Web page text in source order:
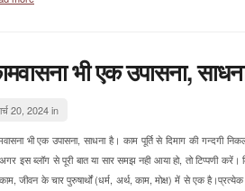
भी एक उपासना,
20, 2024 in
भी एक उपासना, साधना है। काम पूर्ति से दिमाग की गन्दगी
इस ब्लॉग से पूरी बात या सार समझ नही आया हो, तो टिप्पणी
जीवन के चार पुरुषार्थों (धर्म, अर्थ, काम, मोक्ष) में से एक है।प्रत्येक